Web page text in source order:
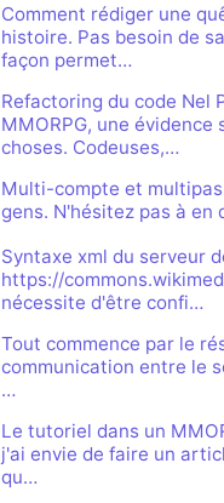
Comment rédiger une
histoire. Pas besoin de
façon permet…
Refactoring du code Nel
MMORPG, une
choses. Codeuses,…
Multi-compte et
gens. N'hésitez pas à en
Syntaxe xml du serveur
https://
nécessite d'être confi…
Tout commence par le
communication entre le
…
Le tutoriel dans un
j'ai envie de faire un
qu…